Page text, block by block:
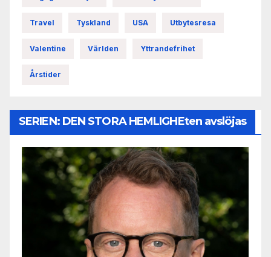
Travel Tyskland USA Utbytesresa
Valentine Världen Yttrandefrihet
Årstider
SERIEN: DEN STORA HEMLIGHEten avslöjas